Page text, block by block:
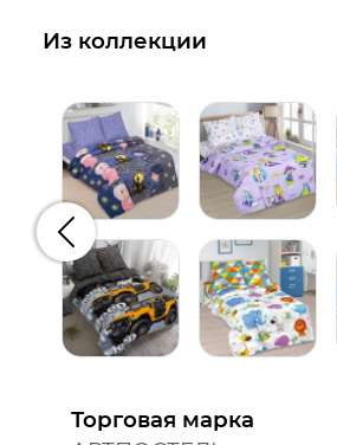
Из коллекции
Предыдущий
Торговая марка